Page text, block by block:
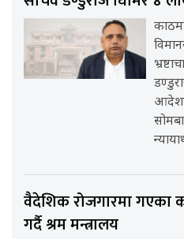
वैदेशिक रोजगारमा गएका
गर्दै श्रम मन्त्रालय